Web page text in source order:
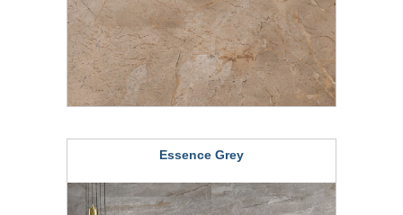
Essence Grey